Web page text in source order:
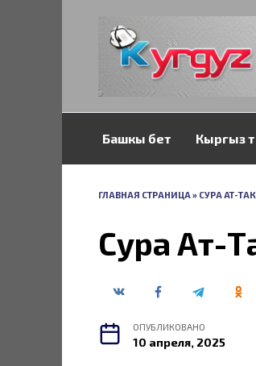
Башкы бет Кыргыз
ГЛАВНАЯ СТРАНИЦА» СУРА АТ-
Сура Ат-
ОПУБЛИКОВАНО
10 апреля, 2025